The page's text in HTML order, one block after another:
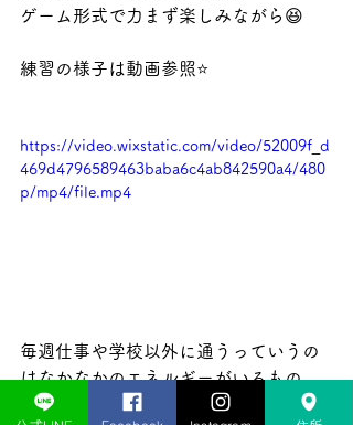
ゲーム形式で力まず楽しみながら😆
練習の様子は動画参照⭐
https://video.wixstatic.com/video/52009f_d
469d4796589463baba6c4ab842590a4/480
p/mp4/file.mp4
毎週仕事や学校以外に通うっていうの
はなかなかのエネルギーがいるもの。
そんな中で毎週通い、着実に実力を上